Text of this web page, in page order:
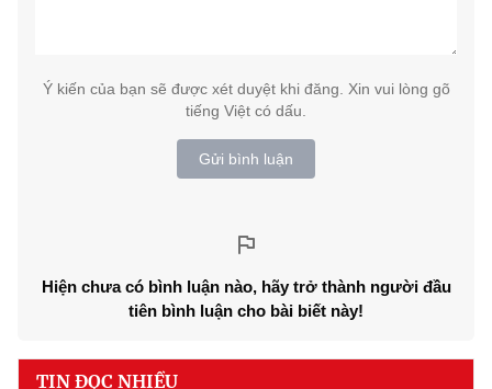
Ý kiến của bạn sẽ được xét duyệt khi đăng. Xin vui lòng gõ
tiếng Việt có dấu.
Gửi bình luận
Hiện chưa có bình luận nào, hãy trở thành người đầu
tiên bình luận cho bài biết này!
TIN ĐỌC NHIỀU